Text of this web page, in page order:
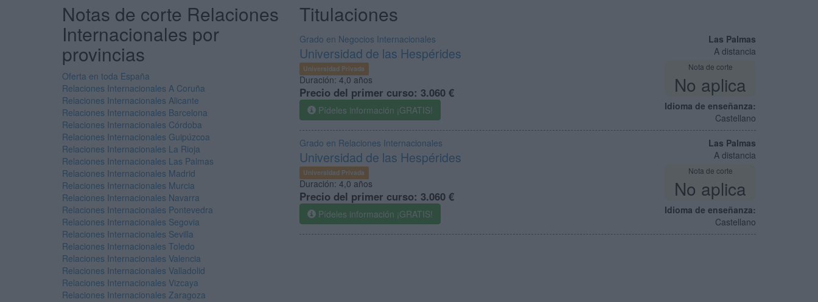
Titulaciones
Las Palmas
A distancia
Nota de corte
No aplica
Idioma de enseñanza:
Castellano
Grado en Negocios Internacionales
Universidad de las Hespérides
Universidad Privada
Duración: 4,0 años
Precio del primer curso: 3.060 €
Pídeles información ¡GRATIS!
Las Palmas
A distancia
Nota de corte
No aplica
Idioma de enseñanza:
Castellano
Grado en Relaciones Internacionales
Universidad de las Hespérides
Universidad Privada
Duración: 4,0 años
Precio del primer curso: 3.060 €
Pídeles información ¡GRATIS!
Notas de corte Relaciones
Internacionales por
provincias
Oferta en toda España
Relaciones Internacionales A Coruña
Relaciones Internacionales Alicante
Relaciones Internacionales Barcelona
Relaciones Internacionales Córdoba
Relaciones Internacionales Guipúzcoa
Relaciones Internacionales La Rioja
Relaciones Internacionales Las Palmas
Relaciones Internacionales Madrid
Relaciones Internacionales Murcia
Relaciones Internacionales Navarra
Relaciones Internacionales Pontevedra
Relaciones Internacionales Segovia
Relaciones Internacionales Sevilla
Relaciones Internacionales Toledo
Relaciones Internacionales Valencia
Relaciones Internacionales Valladolid
Relaciones Internacionales Vizcaya
Relaciones Internacionales Zaragoza